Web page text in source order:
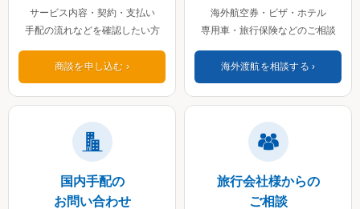
サービス内容・契約・支払い
手配の流れなどを確認したい方
商談を申し込む
海外航空券・ビザ・ホテル
専用車・旅行保険などのご相談
海外渡航を相談する
国内手配の
お問い合わせ
旅行会社様からの
ご相談